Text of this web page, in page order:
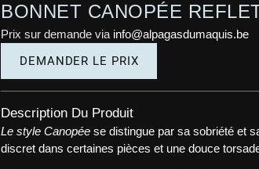
BONNET CANOPÉE
Prix sur demande via info@alpagasdumaquis.be
DEMANDER LE PRIX
Description Du Produit
Le style Canopée se distingue par sa sobriété et
discret dans certaines pièces et une douce